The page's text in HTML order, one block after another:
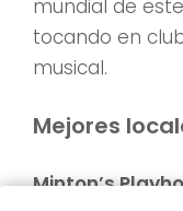
mundial de
tocando en
musical.
Mejores
Minton’s